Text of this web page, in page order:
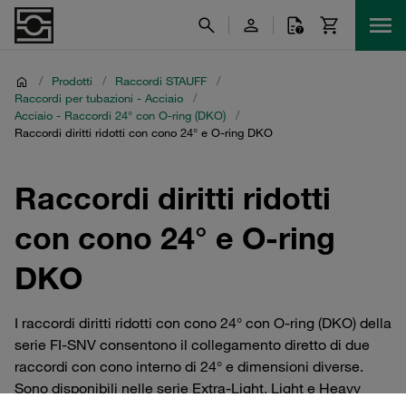
/ Prodotti / Raccordi STAUFF
/
Raccordi per tubazioni - Acciaio
/
Acciaio - Raccordi 24° con O-ring (DKO)
/
Raccordi diritti ridotti con cono 24° e O-ring DKO
Raccordi diritti ridotti
con cono 24° e O-ring
DKO
I raccordi diritti ridotti con cono 24° con O-ring (DKO) della
serie FI-SNV consentono il collegamento diretto di due
raccordi con cono interno di 24° e dimensioni diverse.
Sono disponibili nelle serie Extra-Light, Light e Heavy